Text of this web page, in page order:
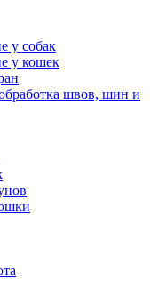
у собак
у кошек
швов, шин и